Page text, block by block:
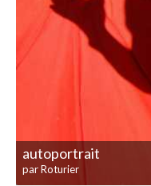
autoportrait
par Roturier